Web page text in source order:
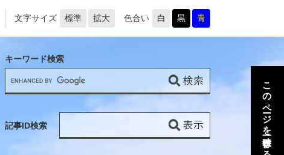
文字サイズ 標準 拡大 色合い 白 黒 青
キーワード検索
記事ID検索 このページを一時保存する